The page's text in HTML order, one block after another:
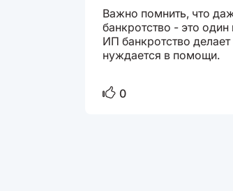
Важно помнить, что
банкротство - это
ИП банкротство
нуждается в помощи.
0